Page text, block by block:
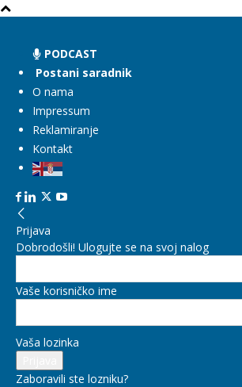
PODCAST
Postani saradnik
O nama
Impressum
Reklamiranje
Kontakt
Prijava
Dobrodošli! Ulogujte se na svoj nalog
Vaše korisničko ime
Vaša lozinka
Zaboravili ste lozniku?